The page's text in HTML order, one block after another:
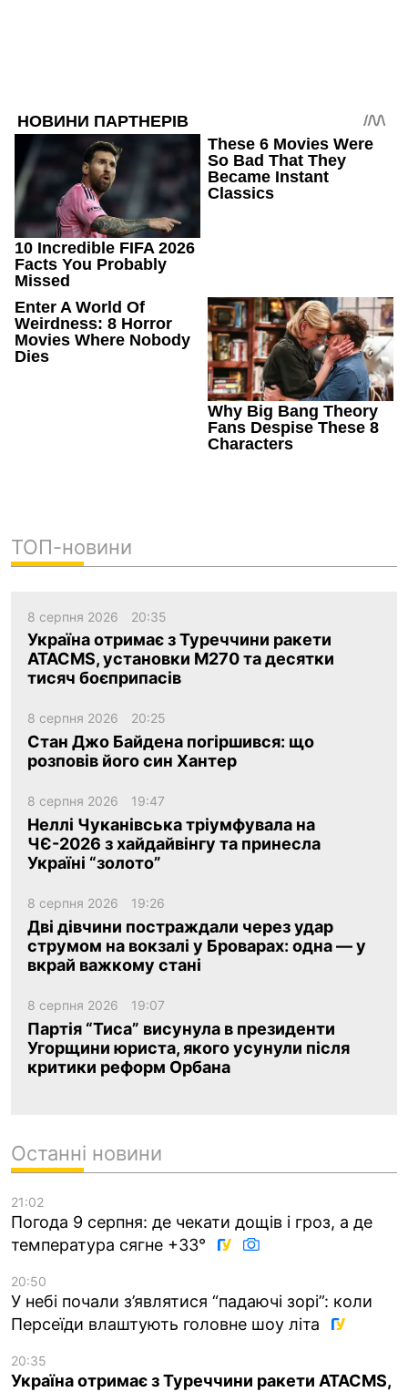
ТОП-новини
8 серпня 2026 20:35
Україна отримає з Туреччини ракети
ATACMS, установки M270 та десятки
тисяч боєприпасів
8 серпня 2026 20:25
Стан Джо Байдена погіршився: що
розповів його син Хантер
8 серпня 2026 19:47
Неллі Чуканівська тріумфувала на
ЧЄ-2026 з хайдайвінгу та принесла
Україні “золото”
8 серпня 2026 19:26
Дві дівчини постраждали через удар
струмом на вокзалі у Броварах: одна — у
вкрай важкому стані
8 серпня 2026 19:07
Партія “Тиса” висунула в президенти
Угорщини юриста, якого усунули після
критики реформ Орбана
Останні новини
21:02
Погода 9 серпня: де чекати дощів і гроз, а де
температура сягне +33°
20:50
У небі почали з’являтися “падаючі зорі”: коли
Персеїди влаштують головне шоу літа
20:35
Україна отримає з Туреччини ракети ATACMS,